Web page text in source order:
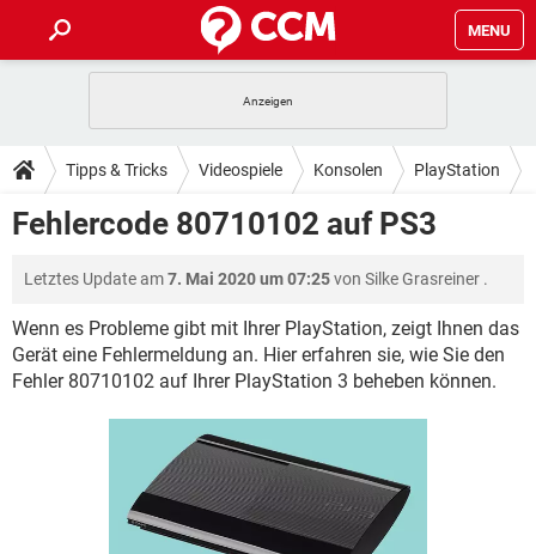
MENU
ANDROID IOS
WINDOWS 10 INSTAGRAM
TIPPS & TRICKS
SPIELE STREAMING
ANDROID IOS
WINDOWS 10 INSTAGRAM
WHATSAPP TIKTOK
FACEBOOK HARDWARE
DOWNLOADS
WINDOWS 10 INSTAGRAM
WHATSAPP TIKTOK
HARDWARE
FORUM
SPIELE STREAMING
ANDROID IOS
HARDWARE
LEXIKON
SPIELE STREAMING
IOS
INSTAGRAM
TIKTOK
HARDWARE
Tipps & Tricks Videospiele Konsolen PlayStation
Fehlercode 80710102 auf PS3
Letztes Update am7. Mai 2020 um 07:25von Silke Grasreiner .
Wenn es Probleme gibt mit Ihrer PlayStation, zeigt Ihnen das
Gerät eine Fehlermeldung an. Hier erfahren sie, wie Sie den
Fehler 80710102 auf Ihrer PlayStation 3 beheben können.